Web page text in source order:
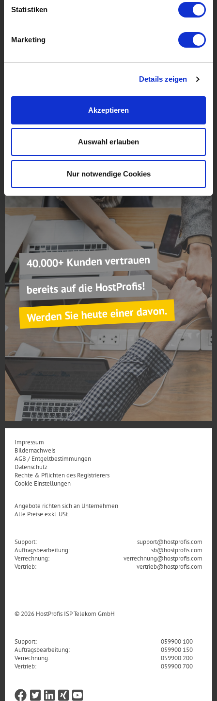
Statistiken
Marketing
Details zeigen
Akzeptieren
Auswahl erlauben
Nur notwendige Cookies
prüfen
+43 59900 vertrieb@hostprofis.com
40.000+ Kunden vertrauen
bereits auf die HostProfis!
Werden Sie heute einer davon.
Impressum
Bildernachweis
AGB / Entgeltbestimmungen
Datenschutz
Rechte & Pflichten des Registrierers
Cookie Einstellungen
Angebote richten sich an Unternehmen
Alle Preise exkl. USt.
Support:
support@hostprofis.com
Auftragsbearbeitung:
sb@hostprofis.com
Verrechnung:
verrechnung@hostprofis.com
Vertrieb:
vertrieb@hostprofis.com
© 2026 HostProfis ISP Telekom GmbH
Support:
059900 100
Auftragsbearbeitung:
059900 150
Verrechnung:
059900 200
Vertrieb:
059900 700